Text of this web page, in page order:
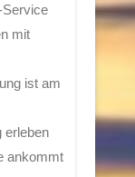
Service
mit
ist am
erleben
ankommt